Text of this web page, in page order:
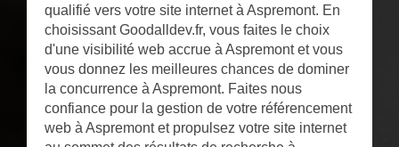
qualifié vers votre site internet à Aspremont. En
choisissant Goodalldev.fr, vous faites le choix
d'une visibilité web accrue à Aspremont et vous
vous donnez les meilleures chances de dominer
la concurrence à Aspremont. Faites nous
confiance pour la gestion de votre référencement
web à Aspremont et propulsez votre site internet